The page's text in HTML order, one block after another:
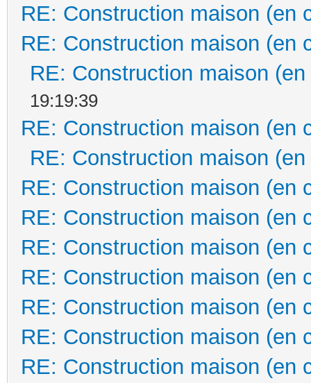
RE: Construction maison (en
RE: Construction maison (en
RE: Construction maison
19:19:39
RE: Construction maison (en
RE: Construction maison
RE: Construction maison (en
RE: Construction maison (en
RE: Construction maison (en
RE: Construction maison (en
RE: Construction maison (en
RE: Construction maison (en
RE: Construction maison (en